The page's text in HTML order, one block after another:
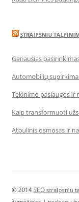
STRAIPSNIU
Geriausias
Automobilių
Tekinimo paslaugos ir
Kaip transformuoti
Atbulinis osmosas ir
© 2014SEO straipsniu